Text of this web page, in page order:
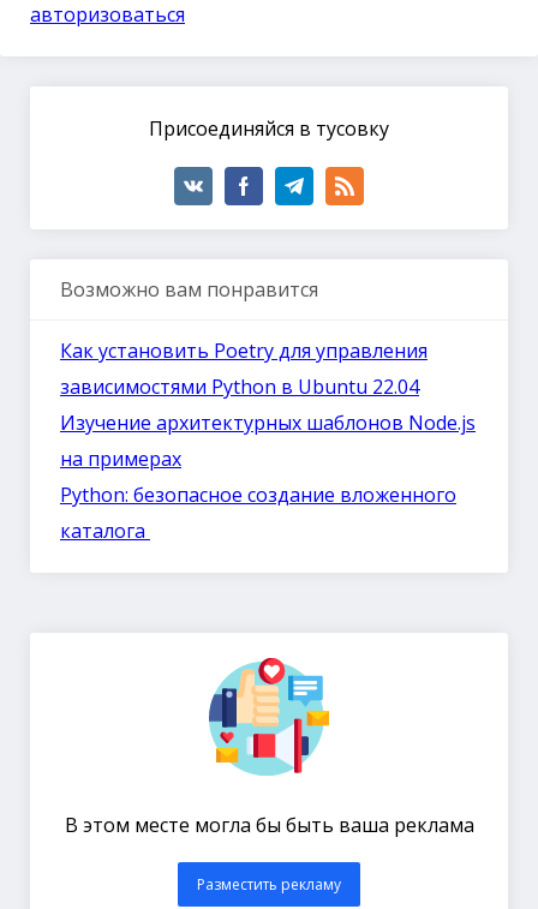
авторизоваться
Присоединяйся в тусовку
Возможно вам понравится
Как установить Poetry для управления
зависимостями Python в Ubuntu 22.04
Изучение архитектурных шаблонов Node.js
на примерах
Python: безопасное создание вложенного
каталога
В этом месте могла бы быть ваша реклама
Разместить рекламу